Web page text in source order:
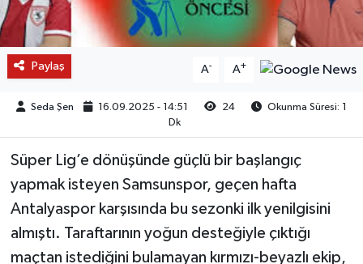
Paylaş A- A+
Seda Şen 16.09.2025 - 14:51 24
Okunma Süresi: 1
Dk
Süper Lig’e dönüşünde güçlü bir başlangıç
yapmak isteyen Samsunspor, geçen hafta
Antalyaspor karşısında bu sezonki ilk yenilgisini
almıştı. Taraftarının yoğun desteğiyle çıktığı
maçtan istediğini bulamayan kırmızı-beyazlı ekip,